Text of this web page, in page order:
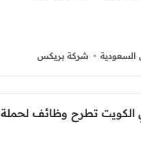
شركة بريكس
تطرح وظائف لحملة